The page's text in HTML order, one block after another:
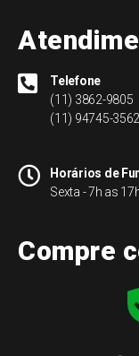
Telefone
(11) 3862-9805
(11) 94745-3562
Horários de
Sexta - 7h as
Compre